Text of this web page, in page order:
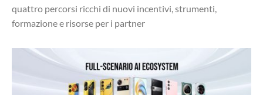
quattro percorsi ricchi di nuovi incentivi, strumenti,
formazione e risorse per i partner